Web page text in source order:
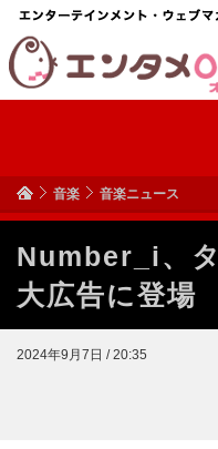
音楽 音楽ニュース
Number_i、
大広告に登場
2024年9月7日 / 20:35